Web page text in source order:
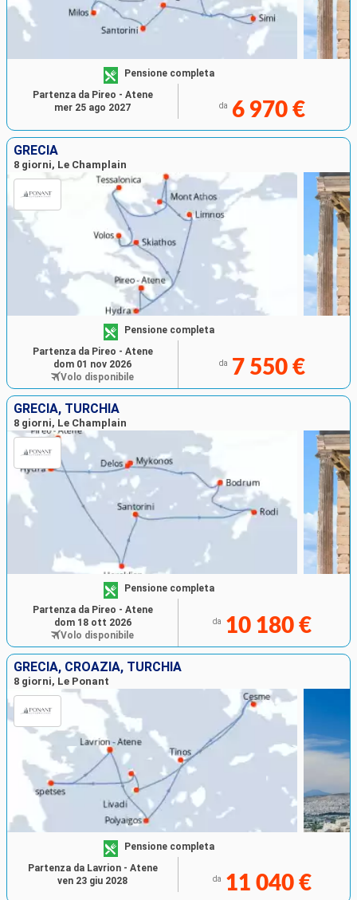
Pensione completa
da 6 970 €
Partenza da Pireo - Atene
mer 25 ago 2027
GRECIA
8 giorni, Le Champlain
Pensione completa
da 7 550 €
Partenza da Pireo - Atene
dom 01 nov 2026
Volo disponibile
GRECIA, TURCHIA
8 giorni, Le Champlain
Pensione completa
da 10 180 €
Partenza da Pireo - Atene
dom 18 ott 2026
Volo disponibile
GRECIA, CROAZIA, TURCHIA
8 giorni, Le Ponant
Pensione completa
da 11 040 €
Partenza da Lavrion - Atene
ven 23 giu 2028